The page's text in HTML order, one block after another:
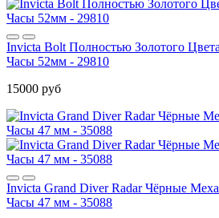
Invicta Bolt Полностью Золотого
Часы 52мм - 29810
15000 руб
Invicta Grand Diver Radar Чёрные
Часы 47 мм - 35088